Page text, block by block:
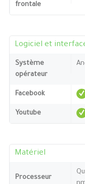
frontale
Logiciel et
Système
opérateur
Facebook
Youtube
Matériel
Processeur